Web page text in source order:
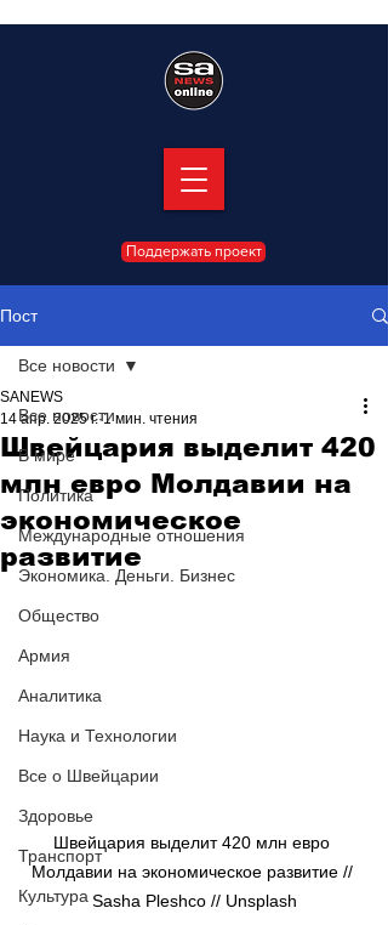
Поддержать проект
Пост
Все новости
В мире
Политика
Международные отношения
Экономика. Деньги. Бизнес
Общество
Армия
Аналитика
Наука и Технологии
Все о Швейцарии
Здоровье
Транспорт
Культура
Все новости
Швейцария выделит 420
млн евро Молдавии на
экономическое
развитие
SANEWS
14 апр. 2025 г. 1 мин. чтения
Швейцария выделит 420 млн евро
Молдавии на экономическое развитие //
Sasha Pleshco // Unsplash